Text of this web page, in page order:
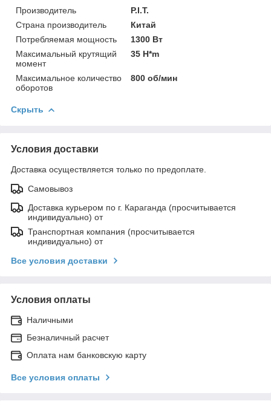
Производитель
P.I.T.
Страна производитель
Китай
Потребляемая мощность
1300 Вт
Максимальный крутящий
момент
35 H*m
Максимальное количество
оборотов
800 об/мин
Скрыть
Условия доставки
Доставка осуществляется только по предоплате.
Самовывоз
Доставка курьером по г. Караганда (просчитывается
индивидуально) от
Транспортная компания (просчитывается
индивидуально) от
Все условия доставки
Условия оплаты
Наличными
Безналичный расчет
Оплата нам банковскую карту
Все условия оплаты